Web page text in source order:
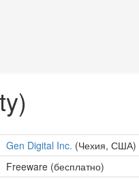
Gen Digital Inc. (Чехия, США)
Freeware (бесплатно)